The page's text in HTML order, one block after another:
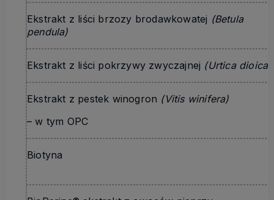
Ekstrakt z liści brzozy brodawkowatej (Betula
pendula)
Ekstrakt z liści pokrzywy zwyczajnej (Urtica dioica)
Ekstrakt z pestek winogron (Vitis winifera)
– w tym OPC
Biotyna